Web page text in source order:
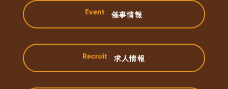
催事情報
求人情報